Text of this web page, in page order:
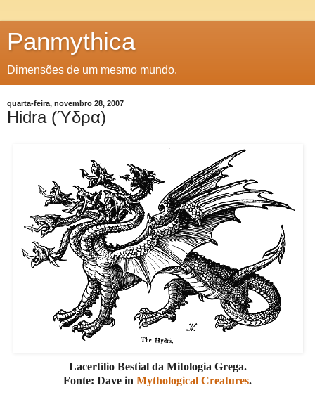
Panmythica
Dimensões de um mesmo mundo.
quarta-feira, novembro 28, 2007
Hidra (Ύδρα)
Lacertílio Bestial da Mitologia Grega.
Fonte: Dave in Mythological Creatures.